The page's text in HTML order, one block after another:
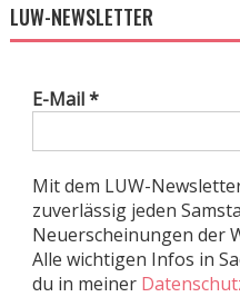
LUW-NEWSLETTER
E-Mail*
Mit dem LUW-
zuverlässig jeden
Neuerscheinungen der
Alle wichtigen Infos in
du in meiner